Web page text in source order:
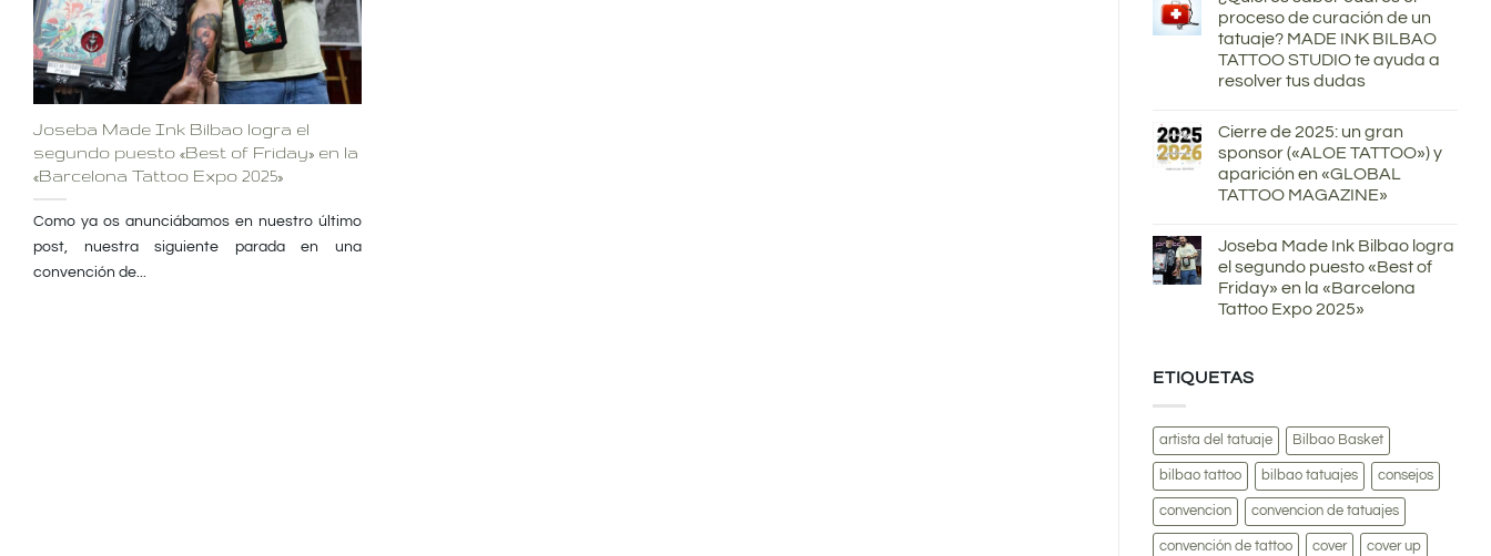
Joseba Made Ink Bilbao logra el
segundo puesto «Best of Friday» en la
«Barcelona Tattoo Expo 2025»
Como ya os anunciábamos en nuestro último
post, nuestra siguiente parada en una
convención de...
proceso de curación de un
tatuaje? MADE INK BILBAO
TATTOO STUDIO te ayuda a
resolver tus dudas
Cierre de 2025: un gran
sponsor («ALOE TATTOO») y
aparición en «GLOBAL
TATTOO MAGAZINE»
Joseba Made Ink Bilbao logra
el segundo puesto «Best of
Friday» en la «Barcelona
Tattoo Expo 2025»
ETIQUETAS
artista del tatuaje Bilbao Basket
bilbao tattoo bilbao tatuajes consejos
convencion convencion de tatuajes
convención de tattoo cover cover up